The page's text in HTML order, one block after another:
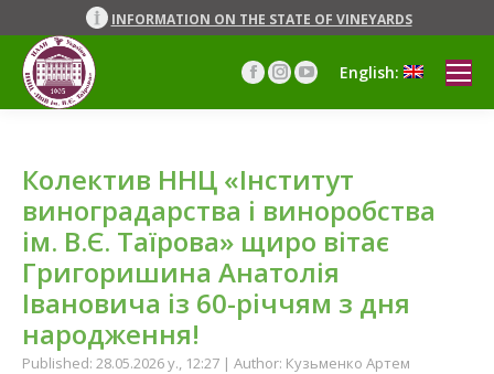
INFORMATION ON THE STATE OF VINEYARDS
Facebook
page
new
window
Instagram
page
new
window
YouTube
page
new
window
English:
Колектив ННЦ «Інститут
виноградарства і виноробства
ім. В.Є. Таїрова» щиро вітає
Григоришина Анатолія
Івановича із 60-річчям з дня
народження!
Published: 28.05.2026 y., 12:27 | Author: Кузьменко Артем